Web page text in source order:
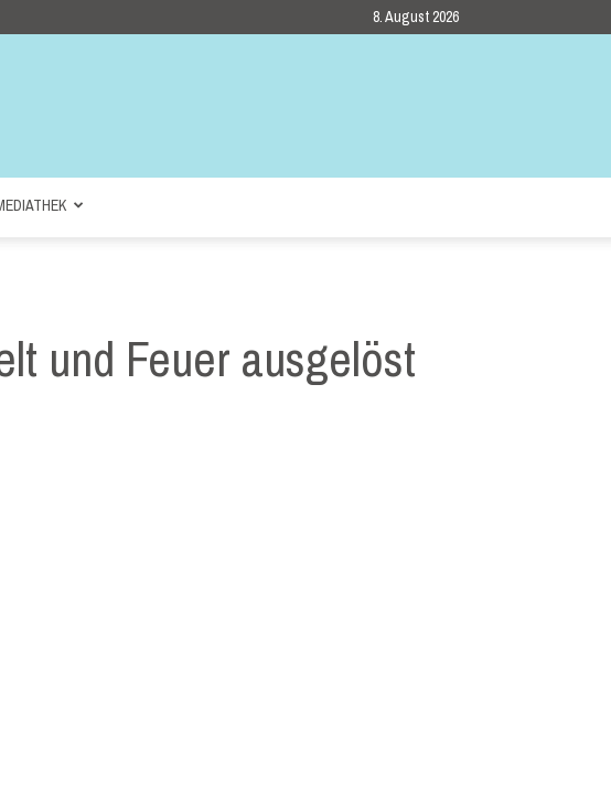
8. August 2026
und Feuer ausgelöst